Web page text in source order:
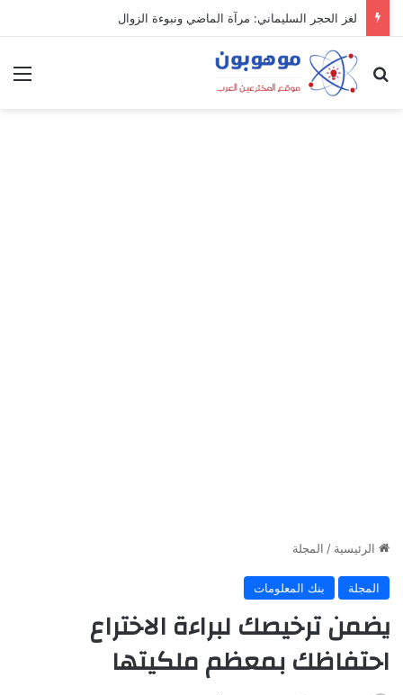
لغز الحجر السليماني: مرآة الماضي ونبوءة الزوال
بحث عن
الرئيسية / المجلة
المجلة بنك المعلومات
يضمن ترخيصك لبراءة الاختراع
احتفاظك بمعظم ملكيتها